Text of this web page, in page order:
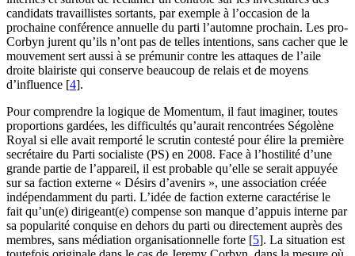
candidats travaillistes sortants, par exemple à l’occasion de la
prochaine conférence annuelle du parti l’automne prochain. Les pro-
Corbyn jurent qu’ils n’ont pas de telles intentions, sans cacher que le
mouvement sert aussi à se prémunir contre les attaques de l’aile
droite blairiste qui conserve beaucoup de relais et de moyens
d’influence [4].
Pour comprendre la logique de Momentum, il faut imaginer, toutes
proportions gardées, les difficultés qu’aurait rencontrées Ségolène
Royal si elle avait remporté le scrutin contesté pour élire la première
secrétaire du Parti socialiste (PS) en 2008. Face à l’hostilité d’une
grande partie de l’appareil, il est probable qu’elle se serait appuyée
sur sa faction externe « Désirs d’avenirs », une association créée
indépendamment du parti. L’idée de faction externe caractérise le
fait qu’un(e) dirigeant(e) compense son manque d’appuis interne par
sa popularité conquise en dehors du parti ou directement auprès des
membres, sans médiation organisationnelle forte [5]. La situation est